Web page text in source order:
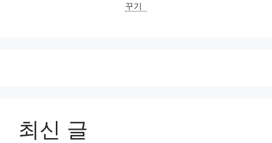
꾸기
최신 글